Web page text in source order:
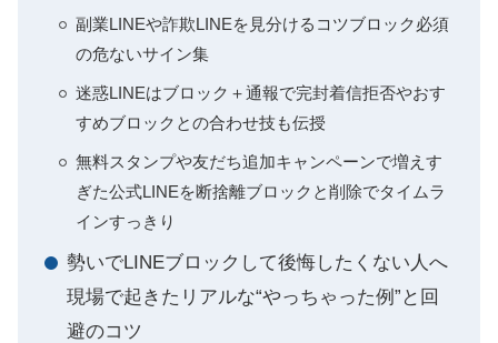
副業LINEや詐欺LINEを見分けるコツブロック必須
の危ないサイン集
迷惑LINEはブロック＋通報で完封着信拒否やおす
すめブロックとの合わせ技も伝授
無料スタンプや友だち追加キャンペーンで増えす
ぎた公式LINEを断捨離ブロックと削除でタイムラ
インすっきり
勢いでLINEブロックして後悔したくない人へ
現場で起きたリアルな“やっちゃった例”と回
避のコツ